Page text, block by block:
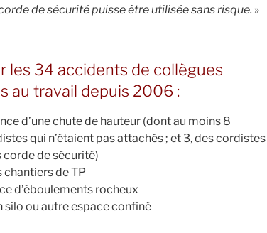
de sécurité puisse être utilisée sans risque. »
les 34 accidents de collègues
au travail depuis 2006 :
d’une chute de hauteur (dont au moins 8
qui n’étaient pas attachés ; et 3, des cordistes
de sécurité)
chantiers de TP
d’éboulements rocheux
silo ou autre espace confiné